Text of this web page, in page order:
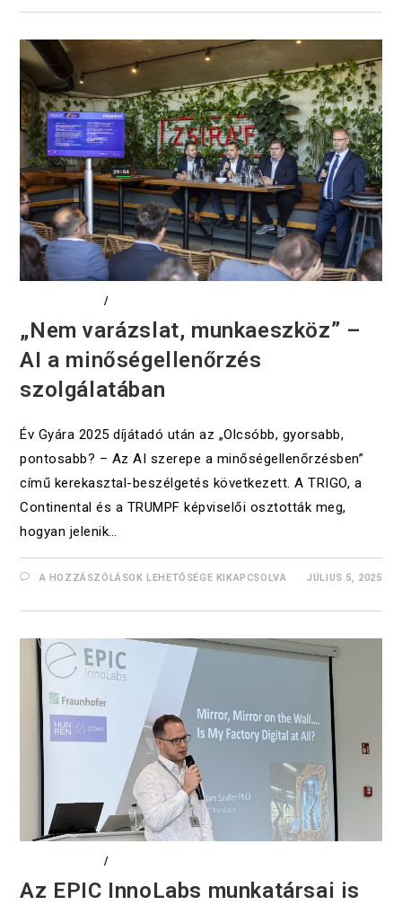
/
„Nem varázslat, munkaeszköz” –
AI a minőségellenőrzés
szolgálatában
Év Gyára 2025 díjátadó után az „Olcsóbb, gyorsabb,
pontosabb? – Az AI szerepe a minőségellenőrzésben”
című kerekasztal-beszélgetés következett. A TRIGO, a
Continental és a TRUMPF képviselői osztották meg,
hogyan jelenik…
A HOZZÁSZÓLÁSOK LEHETŐSÉGE KIKAPCSOLVA JÚLIUS 5, 2025
/
Az EPIC InnoLabs munkatársai is